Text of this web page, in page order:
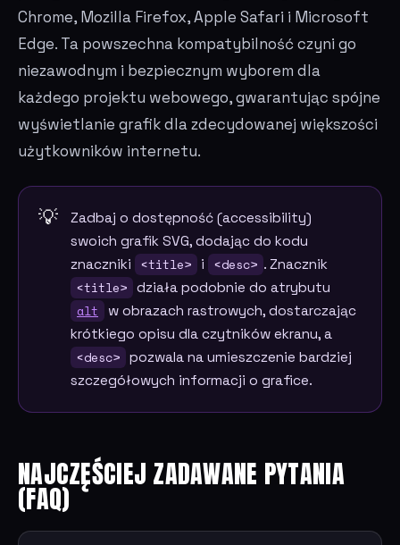
Chrome, Mozilla Firefox, Apple Safari i Microsoft
Edge. Ta powszechna kompatybilność czyni go
niezawodnym i bezpiecznym wyborem dla
każdego projektu webowego, gwarantując spójne
wyświetlanie grafik dla zdecydowanej większości
użytkowników internetu.
Zadbaj o dostępność (accessibility)
swoich grafik SVG, dodając do kodu
znaczniki <title> i <desc> . Znacznik
<title> działa podobnie do atrybutu
alt
w obrazach rastrowych, dostarczając
krótkiego opisu dla czytników ekranu, a
<desc> pozwala na umieszczenie bardziej
szczegółowych informacji o grafice.
NAJCZĘŚCIEJ ZADAWANE PYTANIA
(FAQ)